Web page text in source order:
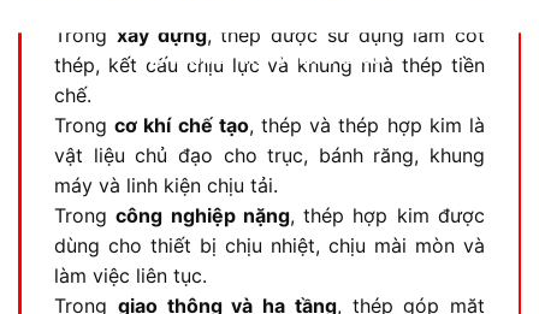
Trong xây dựng, thép được sử dụng làm cốt
thép, kết cấu chịu lực và khung nhà thép tiền
chế.
Trongcơ khí chế tạo, thép và thép hợp kim là
vật liệu chủ đạo cho trục, bánh răng, khung
máy và linh kiện chịu tải.
Trongcông nghiệp nặng, thép hợp kim được
dùng cho thiết bị chịu nhiệt, chịu mài mòn và
làm việc liên tục.
Trong giao thông và hạ tầng, thép góp mặt
No thanks, I’m not interested!